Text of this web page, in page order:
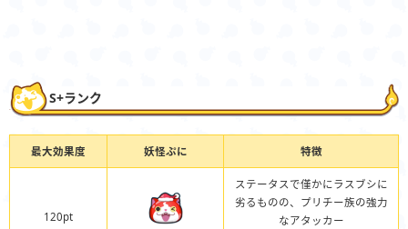
S+ランク
最大効果度 妖怪ぷに 特徴
120pt
ステータスで僅かにラスブシに
劣るものの、プリチー族の強力
なアタッカー